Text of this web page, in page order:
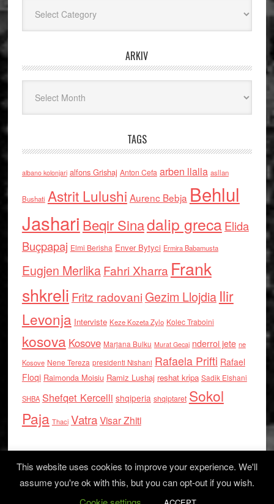
ARKIV
TAGS
albano kolonjari alfons Grishaj Anton Cefa arben llalla asllan
Bushati Astrit Lulushi Aurenc Bebja Behlul
Jashari Beqir Sinadalip grecaElida
Buçpapaj Elmi Berisha Enver Bytyci Ermira Babamusta
Eugjen MerlikaFahri Xharra Frank
shkreli Fritz radovaniGezim Llojdia Ilir
Levonja Interviste Keze Kozeta Zylo Kolec Traboini
kosova Kosove Marjana Bulku Murat Gecaj nderroi jete ne
Kosove Nene Tereza presidenti Nishani Rafaela Prifti Rafael
Floqi Raimonda Moisiu Ramiz Lushaj reshat kripa Sadik Elshani
SHBA Shefqet Kercelli shqiperia shqiptaret Sokol
Paja Thaci VatraVisar Zhiti
Log in
This website uses cookies to improve your experience. We'll
assume you're ok with this, but you can opt-out if you wish.